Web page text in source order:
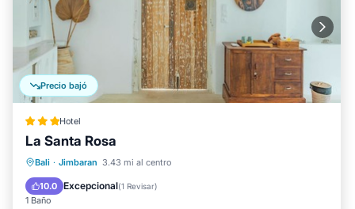
Precio bajó
Hotel
La Santa Rosa
Bali · Jimbaran 3.43 mi al centro
10.0 Excepcional(1 Revisar)
1 Baño
Desayuno Aparcamiento
Balcón/Terraza